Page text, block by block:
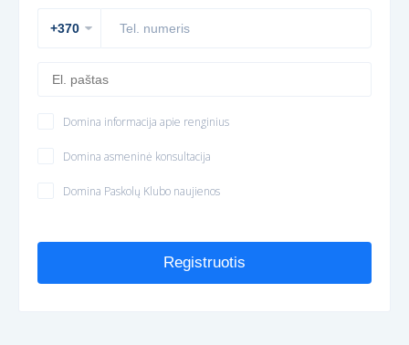
Domina informacija apie renginius
Domina asmeninė konsultacija
Domina Paskolų Klubo naujienos
Registruotis